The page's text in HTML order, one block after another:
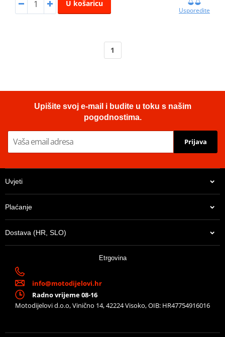
U košaricu
Usporedite
1
Upišite svoj e-mail i budite u toku s našim
pogodnostima.
Prijava
Uvjeti
Plaćanje
Dostava (HR, SLO)
Etrgovina
info@motodijelovi.hr
Radno vrijeme 08-16
Motodijelovi d.o.o, Vinično 14, 42224 Visoko, OIB: HR47754916016